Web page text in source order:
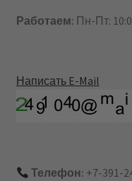
Работаем: Пн-Пт:
Написать E-Mail
Телефон: +7-391-